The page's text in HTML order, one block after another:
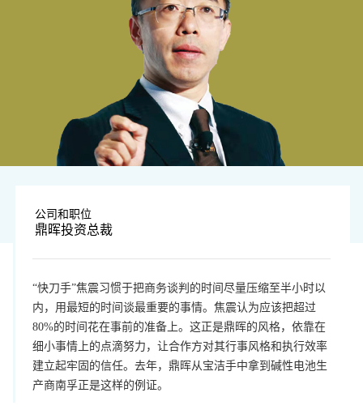
公司和职位
鼎晖投资总裁
“快刀手”焦震习惯于把商务谈判的时间尽量压缩至半小时以
内，用最短的时间谈最重要的事情。焦震认为应该把超过
80%的时间花在事前的准备上。这正是鼎晖的风格，依靠在
细小事情上的点滴努力，让合作方对其行事风格和执行效率
建立起牢固的信任。去年，鼎晖从宝洁手中拿到碱性电池生
产商南孚正是这样的例证。